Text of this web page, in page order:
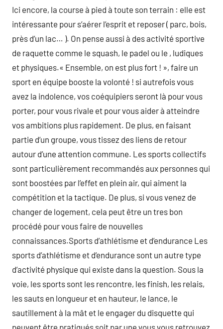
Ici encore, la course à pied à toute son terrain : elle est
intéressante pour s’aérer l’esprit et reposer ( parc, bois,
près d’un lac… ). On pense aussi à des activité sportive
de raquette comme le squash, le padel ou le , ludiques
et physiques.« Ensemble, on est plus fort ! », faire un
sport en équipe booste la volonté ! si autrefois vous
avez la indolence, vos coéquipiers seront là pour vous
porter, pour vous rivale et pour vous aider à atteindre
vos ambitions plus rapidement. De plus, en faisant
partie d’un groupe, vous tissez des liens de retour
autour d’une attention commune. Les sports collectifs
sont particulièrement recommandés aux personnes qui
sont boostées par l’effet en plein air, qui aiment la
compétition et la tactique. De plus, si vous venez de
changer de logement, cela peut être un tres bon
procédé pour vous faire de nouvelles
connaissances.Sports d’athlétisme et d’endurance Les
sports d’athlétisme et d’endurance sont un autre type
d’activité physique qui existe dans la question. Sous la
voie, les sports sont les rencontre, les finish, les relais,
les sauts en longueur et en hauteur, le lance, le
sautillement à la mât et le engager du disquette qui
peuvent être pratiqués soit par une vous vous retrouvez